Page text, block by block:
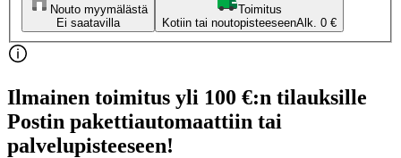
Nouto myymälästä
Ei saatavilla
Toimitus
Kotiin tai noutopisteeseenAlk. 0 €
Ilmainen toimitus yli 100 €:n tilauksille
Postin pakettiautomaattiin tai
palvelupisteeseen!